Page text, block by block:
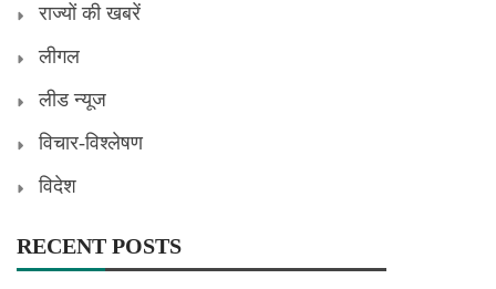
राज्यों की खबरें
लीगल
लीड न्यूज
विचार-विश्लेषण
विदेश
RECENT POSTS